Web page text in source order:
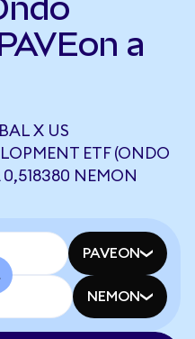
a
X US
ETF (ONDO
0,518380 NEMON
PAVEON
NEMON